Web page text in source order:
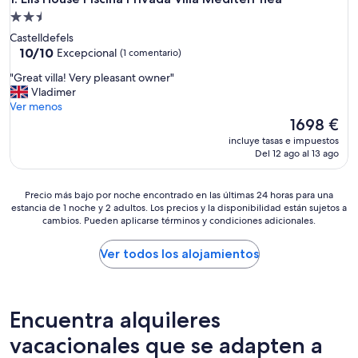
Alojamiento
de
2.5 estrellas
Castelldefels
10.0
10,
Excepcional,
(1 comentario)
10/10 Excepcional (1 comentario)
"
G
r
v
a
"Great villa! Very pleasant owner"
Vladimer
Ver menos
El
precio
actual
1698 €
1698 €
incluye tasas e impuestos
Del 12 ago al 13 ago
Precio
más
últimas
24 horas
una
Precio más bajo por noche encontrado en las últimas 24 horas para una
estancia de 1 noche y 2 adultos. Los precios y la disponibilidad están sujetos a
cambios. Pueden aplicarse términos y condiciones adicionales.
Ver todos los alojamientos
Encuentra alquileres
vacacionales que se adapten a